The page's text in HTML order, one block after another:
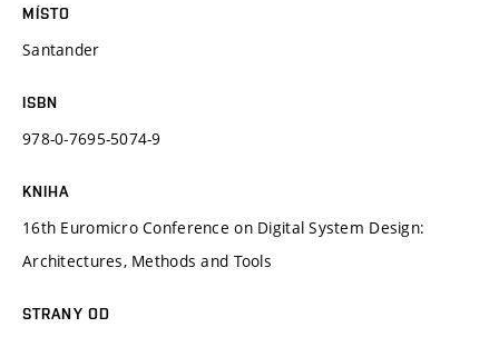
MÍSTO
Santander
ISBN
978-0-7695-5074-9
KNIHA
16th Euromicro Conference on Digital System Design:
Architectures, Methods and Tools
STRANY OD